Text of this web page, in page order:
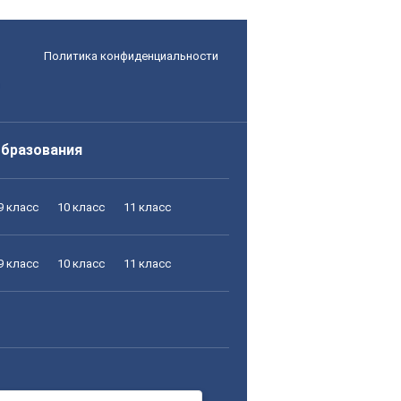
Политика конфиденциальности
класс 10 класс 11 класс
класс 10 класс 11 класс